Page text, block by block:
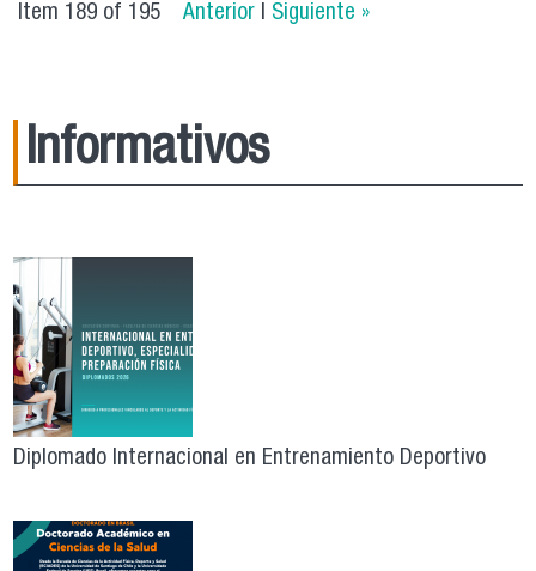
Item 189 of 195
Anterior Siguiente »
Informativos
Diplomado Internacional en Entrenamiento Deportivo